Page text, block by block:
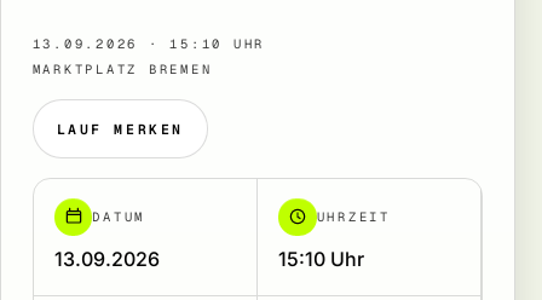
13.09.2026 · 15:10 UHR
MARKTPLATZ BREMEN
LAUF MERKEN
DATUM
13.09.2026
UHRZEIT
15:10 Uhr